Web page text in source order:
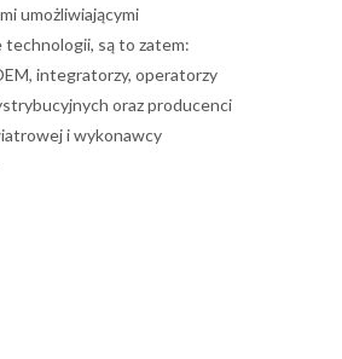
umożliwiającymi
są to zatem:
integratorzy, operatorzy
oraz producenci
i wykonawcy